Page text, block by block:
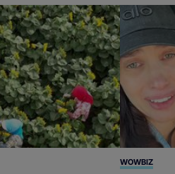
WOWBIZ